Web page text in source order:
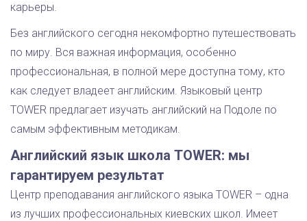
карьеры.
Без английского сегодня некомфортно путешествовать
по миру. Вся важная информация, особенно
профессиональная, в полной мере доступна тому, кто
как следует владеет английским. Языковый центр
TOWER предлагает изучать английский на Подоле по
самым эффективным методикам.
Английский язык школа TOWER: мы
гарантируем результат
Центр преподавания английского языка TOWER – одна
из лучших профессиональных киевских школ. Имеет